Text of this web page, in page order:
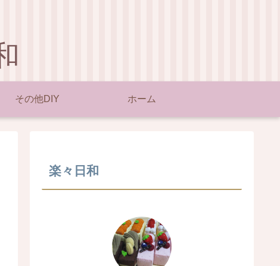
その他DIY ホーム
楽々日和